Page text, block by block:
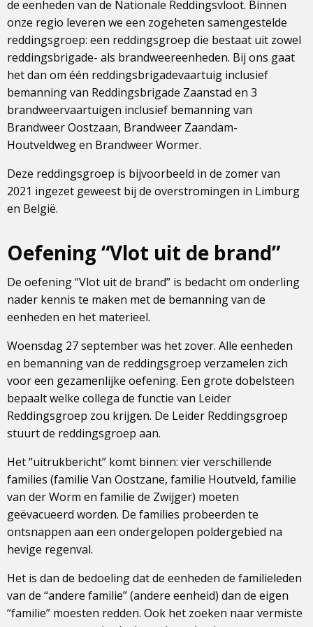
de eenheden van de Nationale Reddingsvloot. Binnen
onze regio leveren we een zogeheten samengestelde
reddingsgroep: een reddingsgroep die bestaat uit zowel
reddingsbrigade- als brandweereenheden. Bij ons gaat
het dan om één reddingsbrigadevaartuig inclusief
bemanning van Reddingsbrigade Zaanstad en 3
brandweervaartuigen inclusief bemanning van
Brandweer Oostzaan, Brandweer Zaandam-
Houtveldweg en Brandweer Wormer.
Deze reddingsgroep is bijvoorbeeld in de zomer van
2021 ingezet geweest bij de overstromingen in Limburg
en België.
Oefening “Vlot uit de brand”
De oefening “Vlot uit de brand” is bedacht om onderling
nader kennis te maken met de bemanning van de
eenheden en het materieel.
Woensdag 27 september was het zover. Alle eenheden
en bemanning van de reddingsgroep verzamelen zich
voor een gezamenlijke oefening. Een grote dobelsteen
bepaalt welke collega de functie van Leider
Reddingsgroep zou krijgen. De Leider Reddingsgroep
stuurt de reddingsgroep aan.
Het “uitrukbericht” komt binnen: vier verschillende
families (familie Van Oostzane, familie Houtveld, familie
van der Worm en familie de Zwijger) moeten
geëvacueerd worden. De families probeerden te
ontsnappen aan een ondergelopen poldergebied na
hevige regenval.
Het is dan de bedoeling dat de eenheden de familieleden
van de “andere familie” (andere eenheid) dan de eigen
“familie” moesten redden. Ook het zoeken naar vermiste